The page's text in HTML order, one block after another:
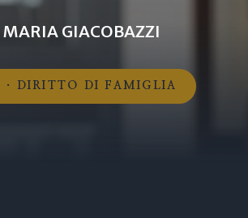
GIACOBAZZI
· DIRITTO DI FAMIGLIA